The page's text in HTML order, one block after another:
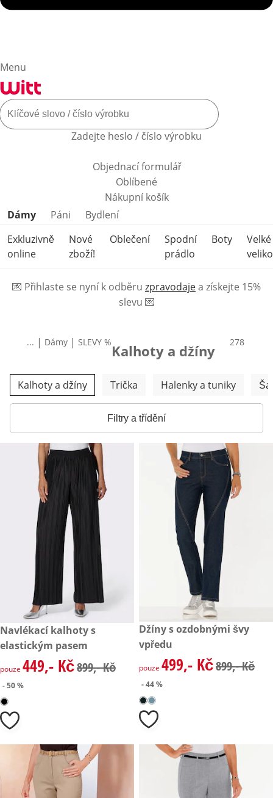
Menu
Zadejte heslo / číslo výrobku
Objednací formulář
Oblíbené
Nákupní košík
Přeskočit kategorie produktů
Dámy Páni
Bydlení
Exkluzivně
online
Nové
zboží!
Oblečení
Spodní
prádlo
Boty
Velké
💌 Přihlaste se nyní k odběru zpravodajea získejte 15%
slevu 💌
... | Dámy | SLEVY %Kalhoty a džíny produktů
278
Přeskočit další kategorie
Kalhoty a džíny Trička Halenky a tuniky
Filtry a třídění
zlevněná cena: 449,- Kč, původní cena: 899,- Kč
- 50 %
Navlékací kalhoty s
elastickým pasem
zlevněná cena: 449,- Kč, původní cena: 899,- Kč
pouze 449,- Kč899,- Kč
- 50 %
zlevněná cena: 499,- Kč,
- 44 %
Džíny s ozdobnými švy
vpředu
zlevněná cena: 499,- Kč,
pouze 499,- Kč899,- Kč
- 44 %